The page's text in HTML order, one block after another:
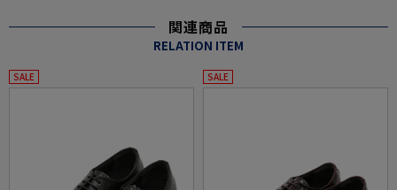
関連商品
RELATION ITEM
SALE SALE